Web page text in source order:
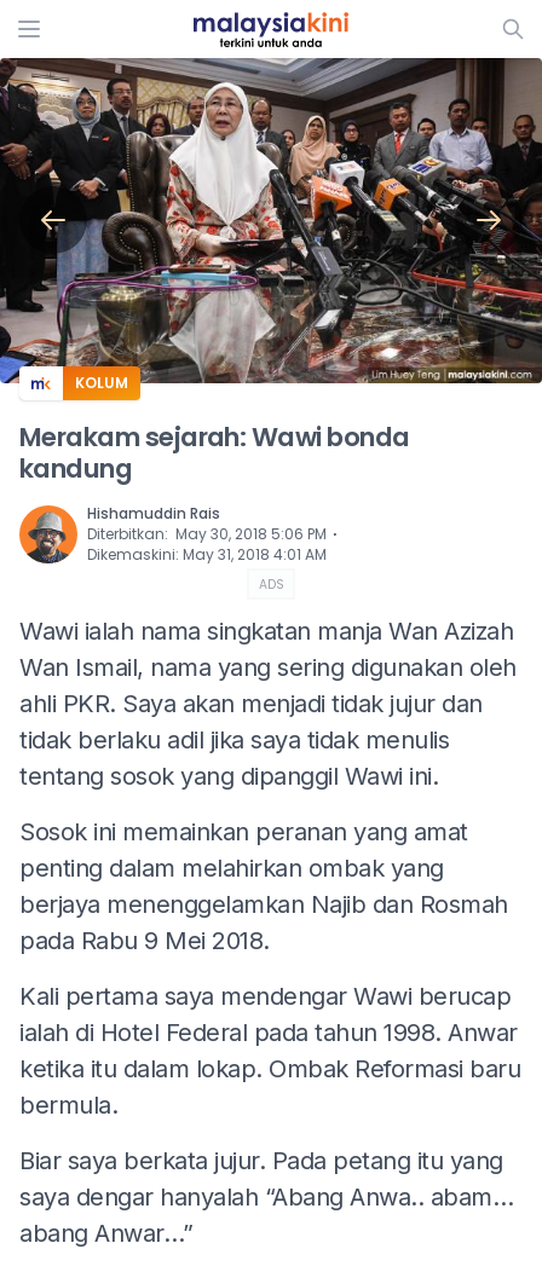
ADS
KOLUM
Merakam sejarah: Wawi bonda
kandung
Hishamuddin Rais
Diterbitkan: May 30, 2018 5:06 PM ⋅
Dikemaskini: May 31, 2018 4:01 AM
ADS
Wawi ialah nama singkatan manja Wan Azizah
Wan Ismail, nama yang sering digunakan oleh
ahli PKR. Saya akan menjadi tidak jujur dan
tidak berlaku adil jika saya tidak menulis
tentang sosok yang dipanggil Wawi ini.
Sosok ini memainkan peranan yang amat
penting dalam melahirkan ombak yang
berjaya menenggelamkan Najib dan Rosmah
pada Rabu 9 Mei 2018.
Kali pertama saya mendengar Wawi berucap
ialah di Hotel Federal pada tahun 1998. Anwar
ketika itu dalam lokap. Ombak Reformasi baru
bermula.
Biar saya berkata jujur. Pada petang itu yang
saya dengar hanyalah “Abang Anwa.. abam…
abang Anwar…”